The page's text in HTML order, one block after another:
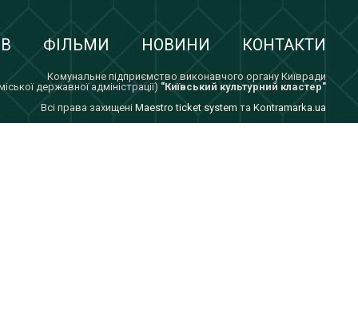
ФІЛЬМИ НОВИНИ КОНТАКТИ
Комунальне підприємство виконавчого органу Київради
державної адміністрації) "Київський культурний кластер"
Всi права захищенi Maestro ticket system та Kontramarka.ua